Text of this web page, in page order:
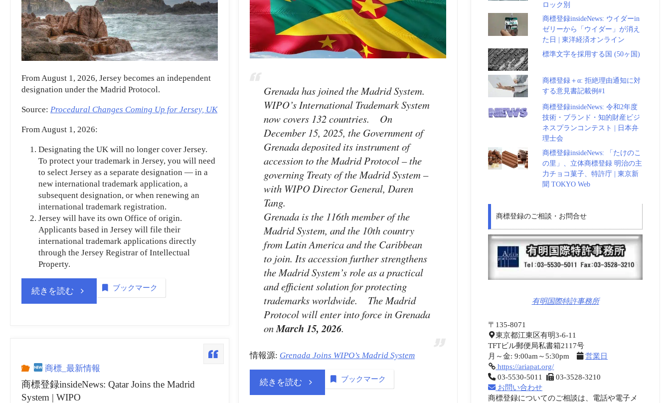
From August 1, 2026, Jersey becomes an independent
designation under the Madrid Protocol.
Source:Procedural Changes Coming Up for Jersey, UK
From August 1, 2026:
Designating the UK will no longer cover Jersey.
To protect your trademark in Jersey, you will need
to select Jersey as a separate designation — in a
new international trademark application, a
subsequent designation, or when renewing an
international trademark registration.
Jersey will have its own Office of origin.
Applicants based in Jersey will file their
international trademark applications directly
through the Jersey Registrar of Intellectual
Property.
続きを読む “商
録
insideNews:
ブックマーク
Grenada has joined the Madrid System.
WIPO’s International Trademark System
now covers 132 countries. On
December 15, 2025, the Government of
Grenada deposited its instrument of
accession to the Madrid Protocol – the
governing Treaty of the Madrid System –
with WIPO Director General, Daren
Tang.
Grenada is the 116th member of the
Madrid System, and the 10th country
from Latin America and the Caribbean
to join. Its accession further strengthens
the Madrid System’s role as a practical
and efficient solution for protecting
trademarks worldwide. The Madrid
Protocol will enter into force in Grenada
onMarch 15, 2026.
情報源: Grenada Joins WIPO’s Madrid System
続きを読む “商 ブックマーク
商標_最新情報
商標登録insideNews: Qatar Joins the Madrid
System | WIPO
ロック別
商標登録insideNews: ウイダーin
ゼリーから「ウイダー」が消え
た日 | 東洋経済オンライン
標準文字を採用する国 (50ヶ国)
商標登録＋α: 拒絶理由通知に対
する意見書記載例#1
商標登録insideNews: 令和2年度
技術・ブランド・知的財産ビジ
ネスプランコンテスト | 日本弁
理士会
商標登録insideNews: 「たけのこ
の里」、立体商標登録 明治の主
力チョコ菓子、特許庁 | 東京新
聞 TOKYO Web
商標登録のご相談・お問合せ
有明国際特許事務所
〒135-8071
東京都江東区有明3-6-11
TFTビル郵便局私書箱2117号
月～金: 9:00am～5:30pm
営業日
https://ariapat.org/
03-5530-5011
03-3528-3210
お問い合わせ
商標登録についてのご相談は、電話や電子メ